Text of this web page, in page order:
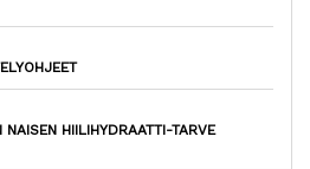
HIILIHYDRAATTI-TARVE